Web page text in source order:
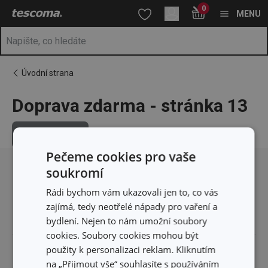
Nacházíte se na stránce Doprava zdarma - stránka 13
Přejít na hlavní obsah
Přejít na vyhledávání
Přejít na navigaci 0
MENU
Úvodní strana
Doprava zdarma - stránka 13
Pro zákazníky
Pečeme cookies pro vaše
soukromí
Rádi bychom vám ukazovali jen to, co vás
zajímá, tedy neotřelé nápady pro vaření a
bydlení. Nejen to nám umožní soubory
cookies. Soubory cookies mohou být
použity k personalizaci reklam. Kliknutím
na „Přijmout vše“ souhlasíte s používáním